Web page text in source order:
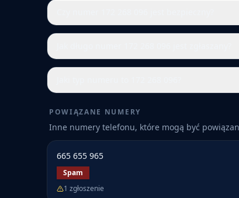
POWIĄZANE NUMERY
Inne numery telefonu, które mogą być
665 655 965
Spam
1 zgłoszenie